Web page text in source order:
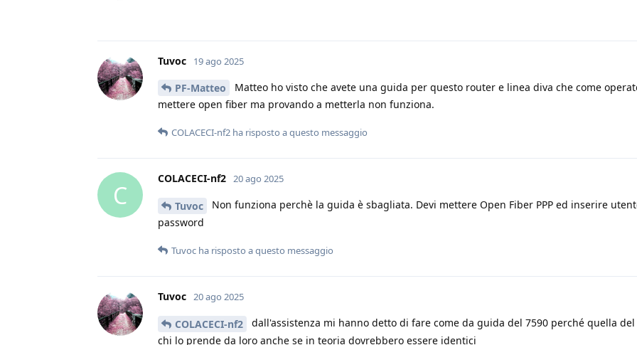
Tuvoc 19 ago 2025
PF-Matteo
Matteo ho visto che avete una guida per questo router e linea diva che come
mettere open fiber ma provando a metterla non funziona.
COLACECI-nf2 ha risposto a questo messaggio
C
COLACECI-nf2 20 ago 2025
Tuvoc
Non funziona perchè la guida è sbagliata. Devi mettere Open Fiber PPP ed inserire
password
Tuvoc ha risposto a questo messaggio
Tuvoc 20 ago 2025
COLACECI-nf2
dall'assistenza mi hanno detto di fare come da guida del 7590 perché quella del
chi lo prende da loro anche se in teoria dovrebbero essere identici